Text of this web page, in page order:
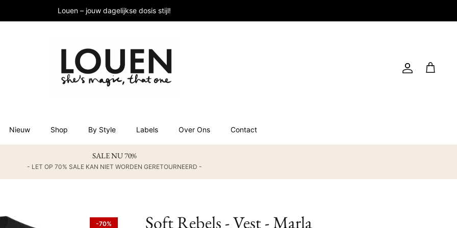
Louen – jouw dagelijkse dosis stijl!
Account
Nieuw Shop By Style Labels Over Ons Contact
SALE NU 70%
- LET OP 70% SALE KAN NIET WORDEN GERETOURNEERD -
-70% Soft Rebels - Vest - Marla